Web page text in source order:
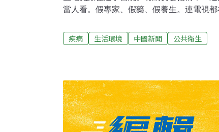
當人看。假專家、假藥、假養生。連電視
生熱潮，「喝綠豆湯、生吃長條茄子可治疑
火」等食療養生理念在大行其道。「廚房就
介紹了吃生泥鰍的食療功效，作者說她買
清水洗乾淨後剁碎後吃下。吃完後體質變
北京中醫藥大學校長高思華教授指出，中
肝、活血的作用，但應該做熟了再吃或經
疾病 生活環境 中國新聞 公共衛生